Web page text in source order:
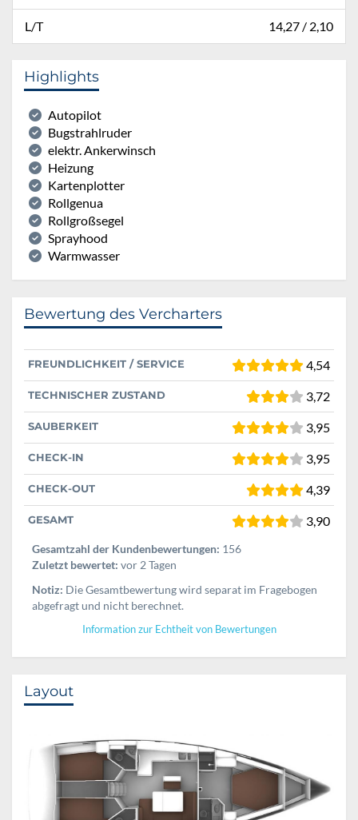
L/T 14,27 / 2,10
Highlights
Autopilot
Bugstrahlruder
elektr. Ankerwinsch
Heizung
Kartenplotter
Rollgenua
Rollgroßsegel
Sprayhood
Warmwasser
Bewertung des Vercharters
FREUNDLICHKEIT / SERVICE 4,54
TECHNISCHER ZUSTAND 3,72
SAUBERKEIT 3,95
CHECK-IN 3,95
CHECK-OUT 4,39
GESAMT 3,90
Gesamtzahl der Kundenbewertungen: 156
Zuletzt bewertet: vor 2 Tagen
Notiz: Die Gesamtbewertung wird separat im Fragebogen
abgefragt und nicht berechnet.
Information zur Echtheit von Bewertungen
Layout